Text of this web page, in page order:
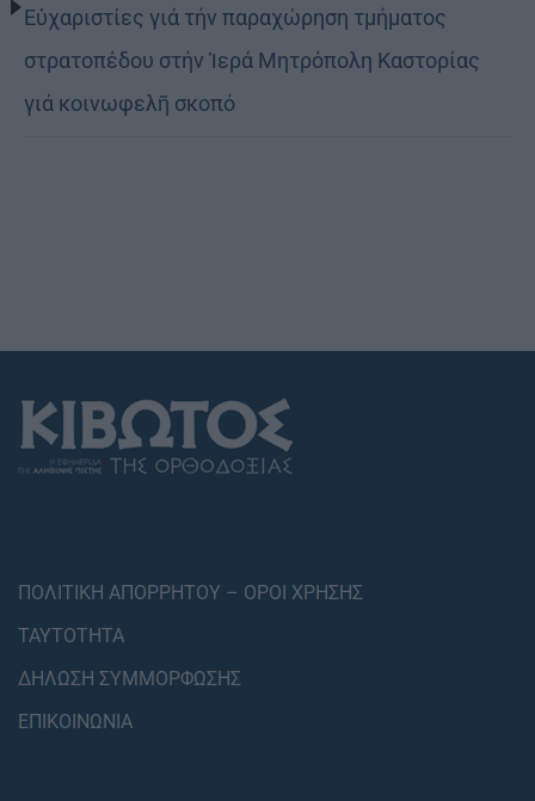
Εὐχαριστίες γιά τήν παραχώρηση τμήματος
στρατοπέδου στήν Ἱερά Μητρόπολη Καστορίας
γιά κοινωφελῆ σκοπό
ΠΟΛΙΤΙΚΗ ΑΠΟΡΡΗΤΟΥ – ΟΡΟΙ ΧΡΗΣΗΣ
ΤΑΥΤΟΤΗΤΑ
ΔΗΛΩΣΗ ΣΥΜΜΟΡΦΩΣΗΣ
ΕΠΙΚΟΙΝΩΝΙΑ